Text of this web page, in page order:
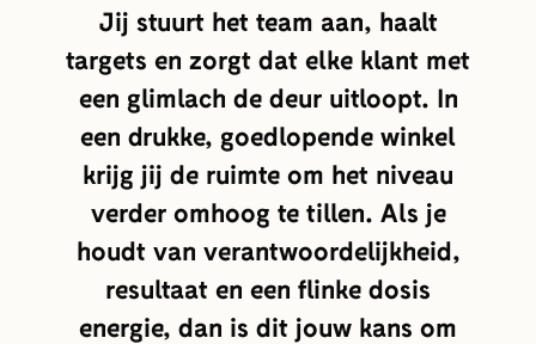
Jij stuurt het team aan, haalt
targets en zorgt dat elke klant met
een glimlach de deur uitloopt. In
een drukke, goedlopende winkel
krijg jij de ruimte om het niveau
verder omhoog te tillen. Als je
houdt van verantwoordelijkheid,
resultaat en een flinke dosis
energie, dan is dit jouw kans om